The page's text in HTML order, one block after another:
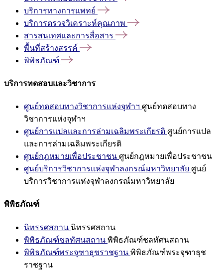
บริการทางการแพทย์
บริการตรวจวิเคราะห์คุณภาพ
สารสนเทศและการสื่อสาร
พื้นที่สร้างสรรค์
พิพิธภัณฑ์
บริการทดสอบและวิชาการ
ศูนย์ทดสอบทางวิชาการแห่งจุฬาฯ ศูนย์ทดสอบทาง
วิชาการแห่งจุฬาฯ
ศูนย์การแปลและการล่ามเฉลิมพระเกียรติ ศูนย์การแปล
และการล่ามเฉลิมพระเกียรติ
ศูนย์กฎหมายเพื่อประชาชน ศูนย์กฎหมายเพื่อประชาชน
ศูนย์บริการวิชาการแห่งจุฬาลงกรณ์มหาวิทยาลัย ศูนย์
บริการวิชาการแห่งจุฬาลงกรณ์มหาวิทยาลัย
พิพิธภัณฑ์
นิทรรศสถาน นิทรรศสถาน
พิพิธภัณฑ์ชลทัศนสถาน พิพิธภัณฑ์ชลทัศนสถาน
พิพิธภัณฑ์พระจุฑาธุชราชฐาน พิพิธภัณฑ์พระจุฑาธุช
ราชฐาน